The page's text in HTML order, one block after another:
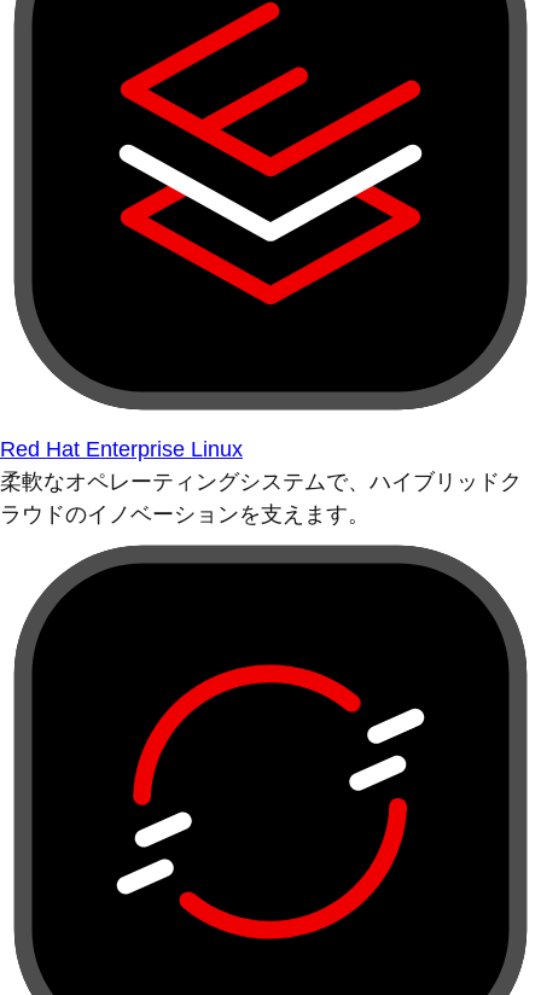
Red Hat Enterprise Linux
柔軟なオペレーティングシステムで、ハイブリッドク
ラウドのイノベーションを支えます。